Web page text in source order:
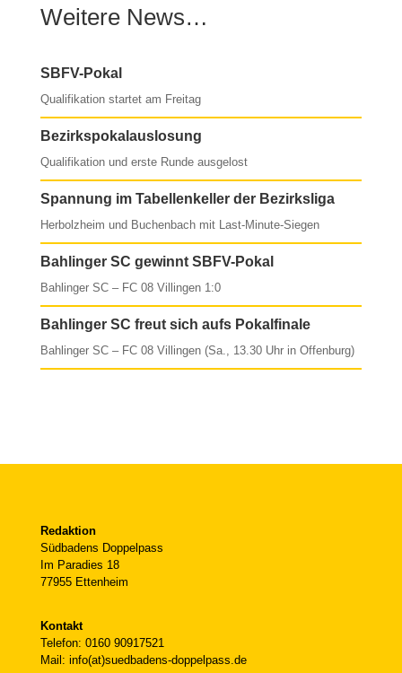
Weitere News…
SBFV-Pokal
Qualifikation startet am Freitag
Bezirkspokalauslosung
Qualifikation und erste Runde ausgelost
Spannung im Tabellenkeller der Bezirksliga
Herbolzheim und Buchenbach mit Last-Minute-Siegen
Bahlinger SC gewinnt SBFV-Pokal
Bahlinger SC – FC 08 Villingen 1:0
Bahlinger SC freut sich aufs Pokalfinale
Bahlinger SC – FC 08 Villingen (Sa., 13.30 Uhr in Offenburg)
Redaktion
Südbadens Doppelpass
Im Paradies 18
77955 Ettenheim
Kontakt
Telefon: 0160 90917521
Mail: info(at)suedbadens-doppelpass.de